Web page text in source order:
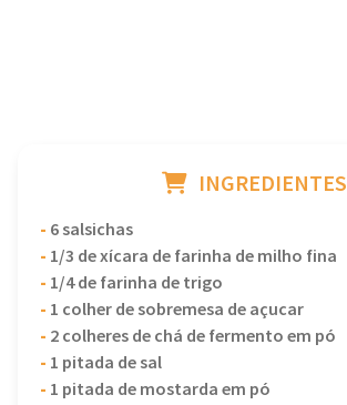
INGREDIENTES
- 6 salsichas
- 1/3 de xícara de farinha de milho fina
- 1/4 de farinha de trigo
- 1 colher de sobremesa de açucar
- 2 colheres de chá de fermento em pó
- 1 pitada de sal
- 1 pitada de mostarda em pó